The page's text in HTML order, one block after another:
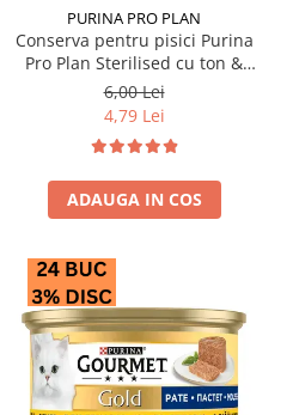
PURINA PRO PLAN
Conserva pentru pisici Purina
Pro Plan Sterilised cu ton &
somon 85 gr
6,00 Lei
4,79 Lei
ADAUGA IN COS